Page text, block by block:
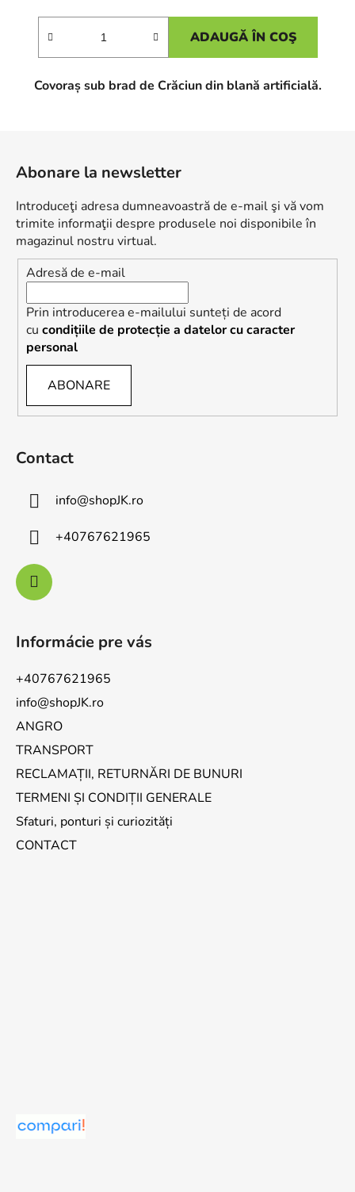
ADAUGĂ ÎN COŞ
Covoraș sub brad de Crăciun din blană artificială.
Abonare la newsletter
Introduceţi adresa dumneavoastră de e-mail şi vă vom
trimite informaţii despre produsele noi disponibile în
magazinul nostru virtual.
Adresă de e-mail
Prin introducerea e-mailului sunteți de acord
cu condițiile de protecție a datelor cu caracter
personal
ABONARE
Contact
info@shopJK.ro
+40767621965
Informácie pre vás
+40767621965
info@shopJK.ro
ANGRO
TRANSPORT
RECLAMAȚII, RETURNĂRI DE BUNURI
TERMENI ȘI CONDIȚII GENERALE
Sfaturi, ponturi și curiozități
CONTACT